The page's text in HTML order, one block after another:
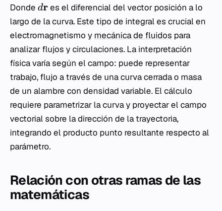
Donde dres el diferencial del vector posición a lo
largo de la curva. Este tipo de integral es crucial en
electromagnetismo y mecánica de fluidos para
analizar flujos y circulaciones. La interpretación
física varía según el campo: puede representar
trabajo, flujo a través de una curva cerrada o masa
de un alambre con densidad variable. El cálculo
requiere parametrizar la curva y proyectar el campo
vectorial sobre la dirección de la trayectoria,
integrando el producto punto resultante respecto al
parámetro.
Relación con otras ramas de las
matemáticas